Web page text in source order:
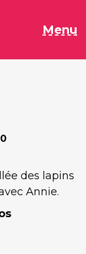
Menu
des lapins
Annie.